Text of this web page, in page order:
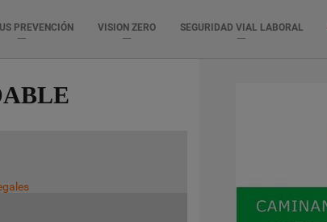
PREVENCIÓN VISION ZERO SEGURIDAD VIAL LABORAL